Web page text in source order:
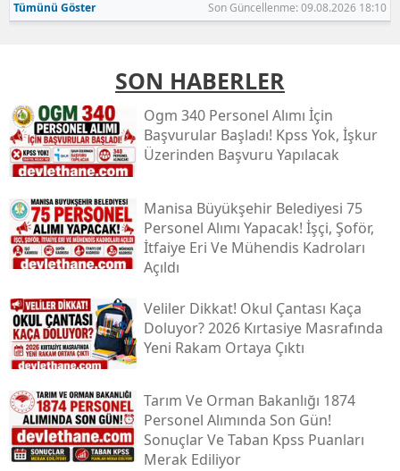
Tümünü Göster Son Güncellenme: 09.08.2026 18:10
SON HABERLER
Ogm 340 Personel Alımı İçin
Başvurular Başladı! Kpss Yok, İşkur
Üzerinden Başvuru Yapılacak
Manisa Büyükşehir Belediyesi 75
Personel Alımı Yapacak! İşçi, Şoför,
İtfaiye Eri Ve Mühendis Kadroları
Açıldı
Veliler Dikkat! Okul Çantası Kaça
Doluyor? 2026 Kırtasiye Masrafında
Yeni Rakam Ortaya Çıktı
Tarım Ve Orman Bakanlığı 1874
Personel Alımında Son Gün!
Sonuçlar Ve Taban Kpss Puanları
Merak Ediliyor